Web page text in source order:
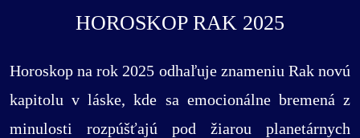
HOROSKOP RAK 2025
Horoskop na rok 2025 odhaľuje znameniu Rak novú
kapitolu v láske, kde sa emocionálne bremená z
minulosti rozpúšťajú pod žiarou planetárnych